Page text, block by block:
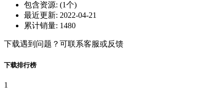
包含资源: (1个)
最近更新: 2022-04-21
累计销量: 1480
下载遇到问题？可联系客服或反馈
下载排行榜
1